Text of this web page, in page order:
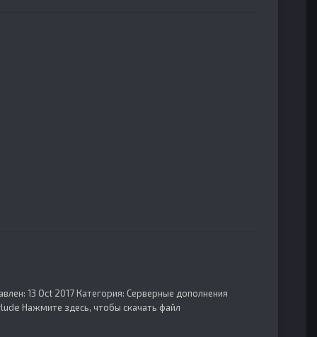
13 Oct 2017 Категория: Серверные дополнения
Нажмите здесь, чтобы скачать файл